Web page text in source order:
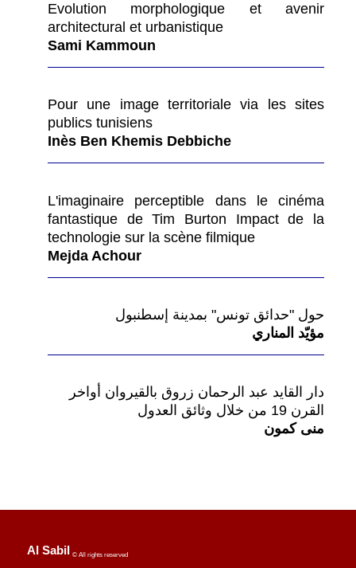
Evolution morphologique et avenir
architectural et urbanistique
Sami Kammoun
Pour une image territoriale via les sites
publics tunisiens
Inès Ben Khemis Debbiche
L'imaginaire perceptible dans le cinéma
fantastique de Tim Burton Impact de la
technologie sur la scène filmique
Mejda Achour
حول "حدائق تونس" بمدينة إسطنبول
مؤيّد المناري
دار القايد عبد الرحمان زروق بالقيروان أواخر
القرن 19 من خلال وثائق العدول
منى كمون
Al Sabil © All rights reserved